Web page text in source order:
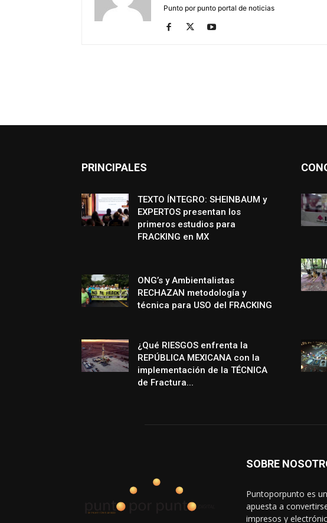
Punto por punto portal de noticias
PRINCIPALES
TEXTO ÍNTEGRO: SHEINBAUM y
EXPERTOS presentan los
primeros estudios para
FRACKING en MX
ONG’s y Ambientalistas
RECHAZAN metodología y
técnica para USO del FRACKING
¿Qué RIESGOS enfrenta la
REPÚBLICA MEXICANA con la
implementación de la TÉCNICA
de Fractura...
SOBRE
Puntoporpunto es
apuesta a
impresos y